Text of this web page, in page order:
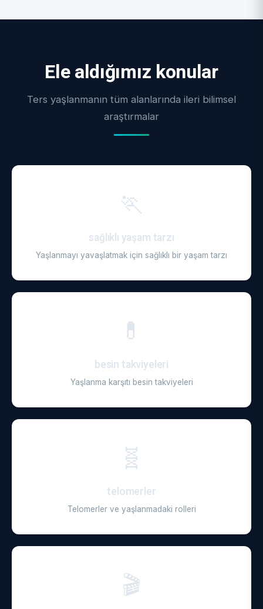
Ele aldığımız konular
Ters yaşlanmanın tüm alanlarında ileri bilimsel
araştırmalar
🏃
sağlıklı yaşam tarzı
Yaşlanmayı yavaşlatmak için sağlıklı bir yaşam tarzı
💊
besin takviyeleri
Yaşlanma karşıtı besin takviyeleri
🧬
telomerler
Telomerler ve yaşlanmadaki rolleri
🎬